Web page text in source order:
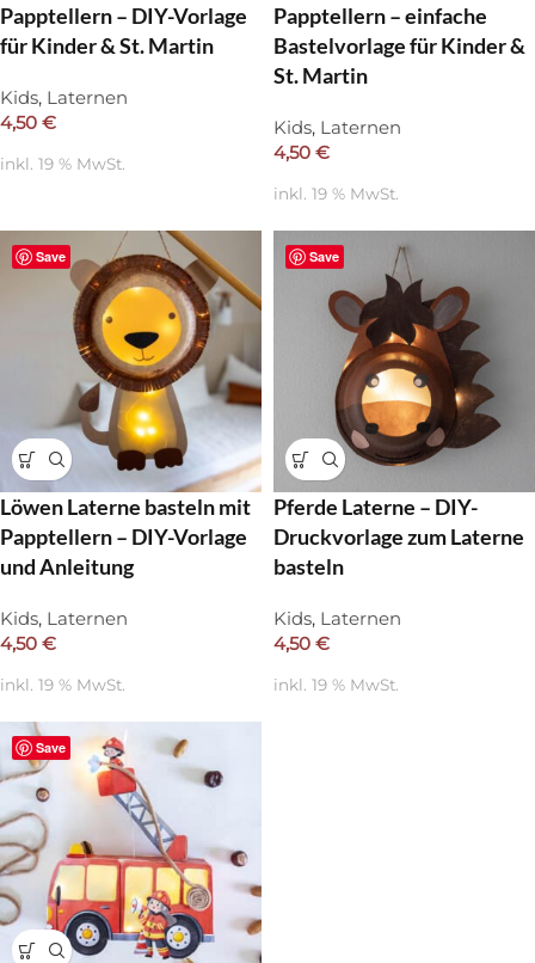
Papptellern – DIY-Vorlage
für Kinder & St. Martin
Kids, Laternen
4,50 €
inkl. 19 % MwSt.
Papptellern – einfache
Bastelvorlage für Kinder &
St. Martin
Kids, Laternen
4,50 €
inkl. 19 % MwSt.
Save
Löwen Laterne basteln mit
Papptellern – DIY-Vorlage
und Anleitung
Kids, Laternen
4,50 €
inkl. 19 % MwSt.
Save
Pferde Laterne – DIY-
Druckvorlage zum Laterne
basteln
Kids, Laternen
4,50 €
inkl. 19 % MwSt.
Save